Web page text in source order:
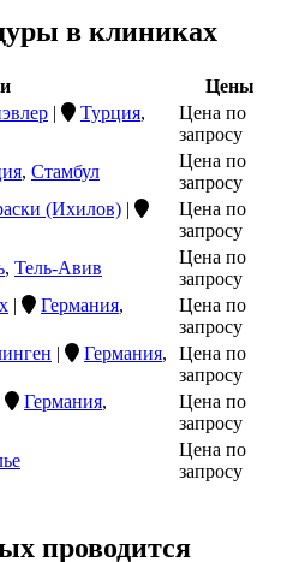
в клиниках
Цены
| Турция,
Цена по
запросу
, Стамбул
Цена по
запросу
(Ихилов) |
Цена по
запросу
, Тель-Авив
Цена по
запросу
| Германия,
Цена по
запросу
| Германия,
Цена по
запросу
Германия,
Цена по
запросу
Цена по
запросу
проводится